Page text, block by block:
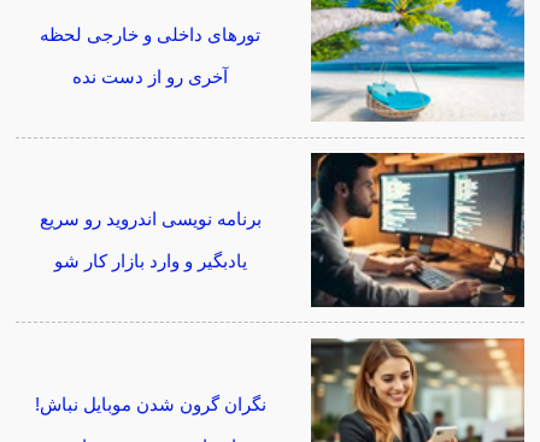
تورهای داخلی و خارجی لحظه
آخری رو از دست نده
برنامه نویسی اندروید رو سریع
یادبگیر و وارد بازار کار شو
نگران گرون شدن موبایل نباش!